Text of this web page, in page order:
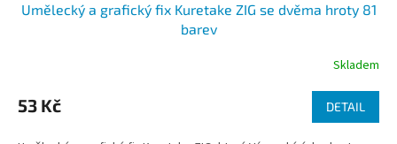
Umělecký a grafický fix Kuretake ZIG se dvěma hroty 81
barev
Skladem
53 Kč DETAIL